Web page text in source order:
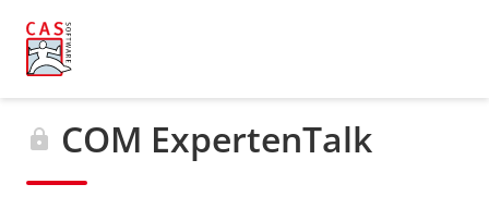
lock COM ExpertenTalk